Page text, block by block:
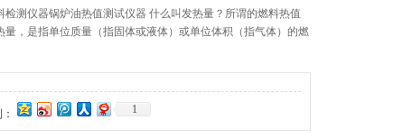
检测仪器锅炉油热值测试仪器 什么叫发热量？所谓的燃料热值
量，是指单位质量（指固体或液体）或单位体积（指气体）的燃
1